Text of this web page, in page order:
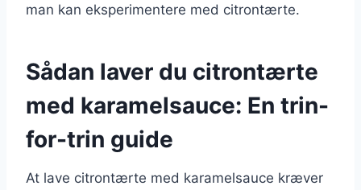
man kan eksperimentere med citrontærte.
Sådan laver du citrontærte
med karamelsauce: En trin-
for-trin guide
At lave citrontærte med karamelsauce kræver